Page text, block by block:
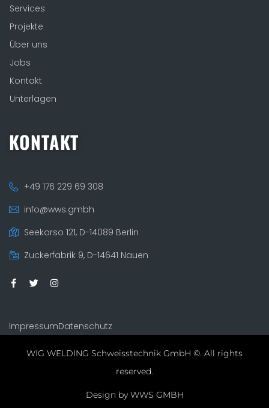
Services
Projekte
Über uns
Jobs
Kontakt
Unterlagen
KONTAKT
+49 176 229 69 308
info@wws.gmbh
Seekorso 121, D-14089 Berlin
Zuckerfabrik 9, D-14641 Nauen
ImpressumDatenschutz
WIG WELDING Schweisstechnik GmbH ©. All rights
reserved.
Design by WWS GMBH